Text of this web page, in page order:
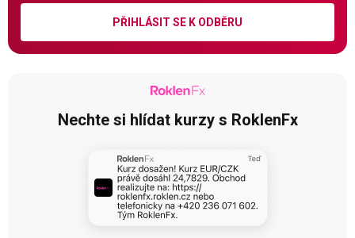
PŘIHLÁSIT SE K ODBĚRU
Nechte si hlídat kurzy s RoklenFx